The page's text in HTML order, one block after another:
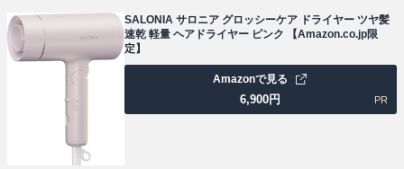
SALONIA サロニア グロッシーケア ドライヤー ツヤ髪
速乾 軽量 ヘアドライヤー ピンク 【Amazon.co.jp限
定】
6,900円
Amazonで見る
PR